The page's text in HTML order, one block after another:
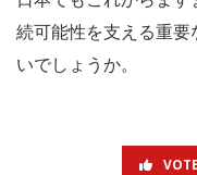
続可能性を支える重
いでしょうか。